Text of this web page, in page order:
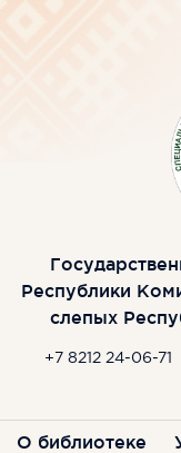
+7 8212 24-06-71
Республики
слепых
О библиотеке